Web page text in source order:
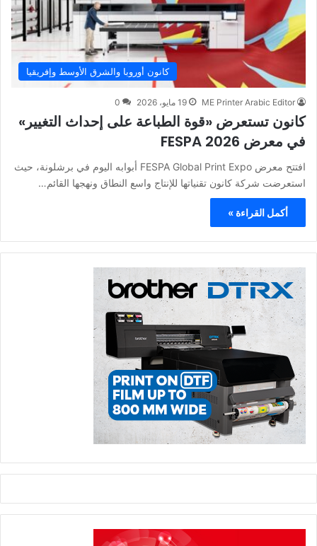
كانون أوروبا والشرق الأوسط وإفريقيا
ME Printer Arabic Editor 19 مايو، 2026 0
كانون تستعرض «قوة الطباعة على إحداث التغيير»
في معرض FESPA 2026
افتتح معرض FESPA Global Print Expo أبوابه اليوم في برشلونة، حيث
استعرضت شركة كانون تقنياتها للإنتاج واسع النطاق ونهجها القائم…
أكمل القراءة »